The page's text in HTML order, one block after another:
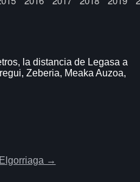
la distancia de Legasa a
Zeberia, Meaka Auzoa,
→